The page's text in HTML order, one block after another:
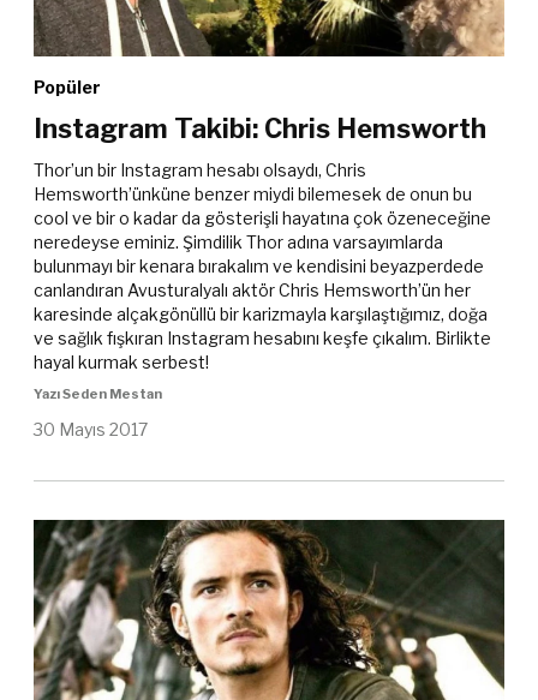
Popüler
Instagram Takibi: Chris Hemsworth
Thor’un bir Instagram hesabı olsaydı, Chris
Hemsworth’ünküne benzer miydi bilemesek de onun bu
cool ve bir o kadar da gösterişli hayatına çok özeneceğine
neredeyse eminiz. Şimdilik Thor adına varsayımlarda
bulunmayı bir kenara bırakalım ve kendisini beyazperdede
canlandıran Avusturalyalı aktör Chris Hemsworth’ün her
karesinde alçakgönüllü bir karizmayla karşılaştığımız, doğa
ve sağlık fışkıran Instagram hesabını keşfe çıkalım. Birlikte
hayal kurmak serbest!
Yazı Seden Mestan
30 Mayıs 2017